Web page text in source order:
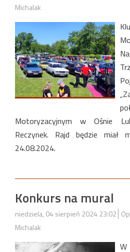
Michalak
Motoryzacyjnym w Ośnie
Reczynek. Rajd będzie miał
24.08.2024.
Konkurs na mural
niedziela, 04 sierpień 2024 23:02
Michalak